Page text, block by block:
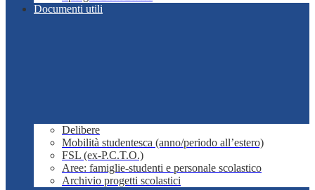
Documenti utili
Delibere
Mobilità studentesca (anno/periodo all’estero)
FSL (ex-P.C.T.O.)
Aree: famiglie-studenti e personale scolastico
Archivio progetti scolastici